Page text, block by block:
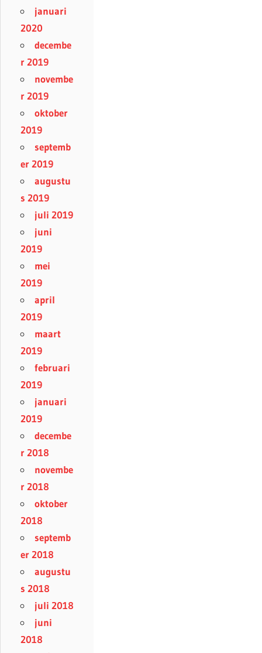
januari
2020
decembe
r 2019
novembe
r 2019
oktober
2019
septemb
er 2019
augustu
s 2019
juli 2019
juni
2019
mei
2019
april
2019
maart
2019
februari
2019
januari
2019
decembe
r 2018
novembe
r 2018
oktober
2018
septemb
er 2018
augustu
s 2018
juli 2018
juni
2018